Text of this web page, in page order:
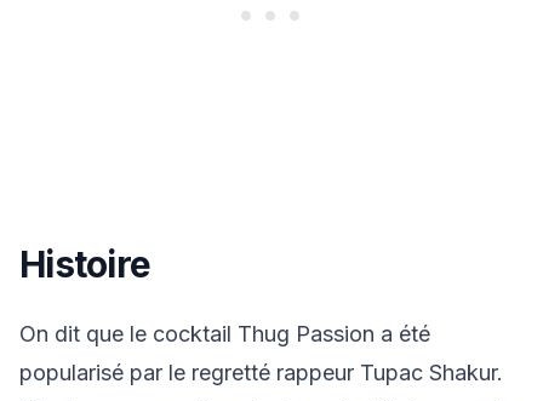
Histoire
On dit que le cocktail Thug Passion a été
popularisé par le regretté rappeur Tupac Shakur.